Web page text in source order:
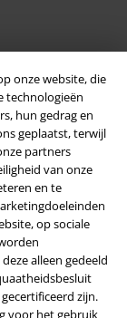
onze website, die
technologieën
hun gedrag en
geplaatst, terwijl
partners
van onze
en te
op sociale
alleen gedeeld
zijn.
voor het gebruik